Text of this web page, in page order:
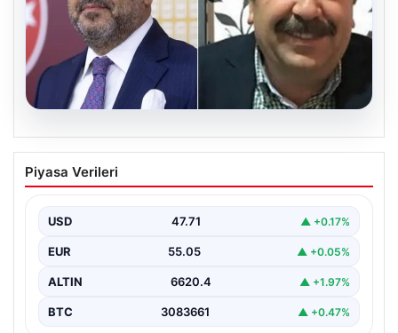
06.08.2026
Veli Ağbaba’nın ağabeyi Hür Ağbaba
tutuklandı
Piyasa Verileri
USD 47.71 ▲ +0.17%
EUR 55.05 ▲ +0.05%
ALTIN 6620.4 ▲ +1.97%
BTC 3083661 ▲ +0.47%